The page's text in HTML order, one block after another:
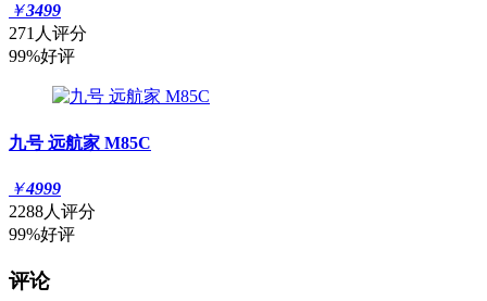
￥3499
271人评分
99%好评
九号 远航家 M85C
￥4999
2288人评分
99%好评
评论